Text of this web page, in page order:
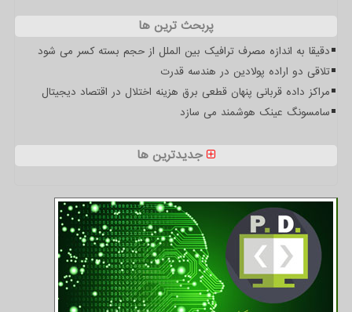
پربحث ترین ها
دقیقا به اندازه مصرف ترافیک بین الملل از حجم بسته کسر می شود
تلاقی دو اراده پولادین در هندسه قدرت
مراکز داده قربانی پنهان قطعی برق هزینه اختلال در اقتصاد دیجیتال
سامسونگ عینک هوشمند می سازد
جدیدترین ها